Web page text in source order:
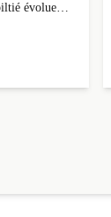
évoluer